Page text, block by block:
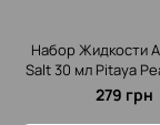
Набор Жидкости
Salt 30 мл Pitaya
279 грн